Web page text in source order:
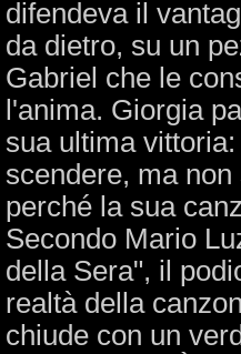
difendeva il
da dietro, su un
Gabriel che le
l'anima. Giorgia
sua ultima
scendere, ma
perché la sua
Secondo Mario
della Sera", il
realtà della
chiude con un